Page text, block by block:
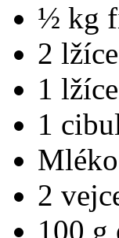
½ kg
2
1
1
Mléko
2
100 g